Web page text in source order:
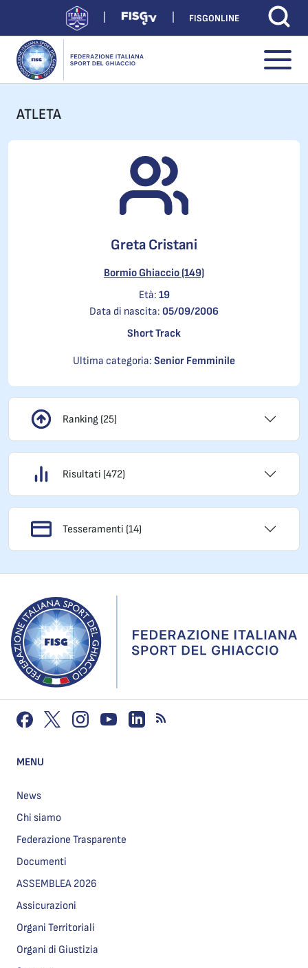
FISGONLINE
ATLETA
Greta Cristani
Bormio Ghiaccio (149)
Età: 19
Data di nascita: 05/09/2006
Short Track
Ultima categoria: Senior Femminile
Ranking (25)
Risultati (472)
Tesseramenti (14)
MENU
News
Chi siamo
Federazione Trasparente
Documenti
ASSEMBLEA 2026
Assicurazioni
Organi Territoriali
Organi di Giustizia